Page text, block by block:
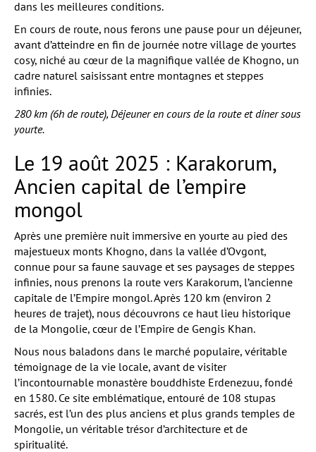
dans les meilleures conditions.
En cours de route, nous ferons une pause pour un déjeuner,
avant d’atteindre en fin de journée notre village de yourtes
cosy, niché au cœur de la magnifique vallée de Khogno, un
cadre naturel saisissant entre montagnes et steppes
infinies.
280 km (6h de route), Déjeuner en cours de la route et diner sous
yourte.
Le 19 août 2025 : Karakorum,
Ancien capital de l’empire
mongol
Après une première nuit immersive en yourte au pied des
majestueux monts Khogno, dans la vallée d’Ovgont,
connue pour sa faune sauvage et ses paysages de steppes
infinies, nous prenons la route vers Karakorum, l’ancienne
capitale de l’Empire mongol. Après 120 km (environ 2
heures de trajet), nous découvrons ce haut lieu historique
de la Mongolie, cœur de l’Empire de Gengis Khan.
Nous nous baladons dans le marché populaire, véritable
témoignage de la vie locale, avant de visiter
l’incontournable monastère bouddhiste Erdenezuu, fondé
en 1580. Ce site emblématique, entouré de 108 stupas
sacrés, est l’un des plus anciens et plus grands temples de
Mongolie, un véritable trésor d’architecture et de
spiritualité.